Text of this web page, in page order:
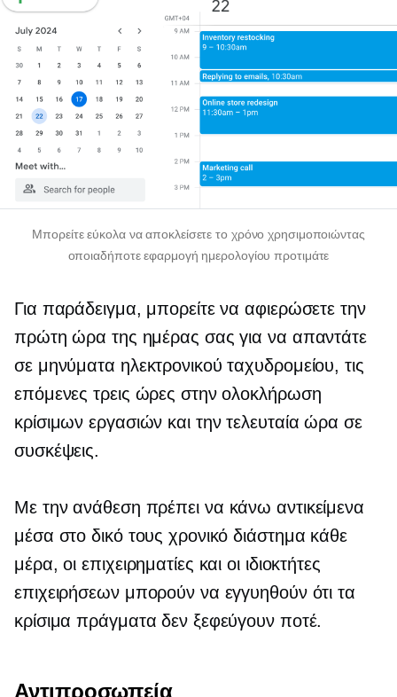
Μπορείτε εύκολα να αποκλείσετε το χρόνο χρησιμοποιώντας
οποιαδήποτε εφαρμογή ημερολογίου προτιμάτε
Για παράδειγμα, μπορείτε να αφιερώσετε την
πρώτη ώρα της ημέρας σας για να απαντάτε
σε μηνύματα ηλεκτρονικού ταχυδρομείου, τις
επόμενες τρεις ώρες στην ολοκλήρωση
κρίσιμων εργασιών και την τελευταία ώρα σε
συσκέψεις.
Με την ανάθεση πρέπει να κάνω αντικείμενα
μέσα στο δικό τους χρονικό διάστημα κάθε
μέρα, οι επιχειρηματίες και οι ιδιοκτήτες
επιχειρήσεων μπορούν να εγγυηθούν ότι τα
κρίσιμα πράγματα δεν ξεφεύγουν ποτέ.
Αντιπροσωπεία